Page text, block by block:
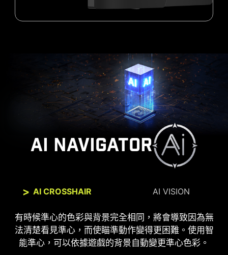
AI NAVIGATOR
AI CROSSHAIR AI VISION
有時候準心的色彩與背景完全相同，將會導致因為無
法清楚看見準心，而使瞄準動作變得更困難。使用智
能準心，可以依據遊戲的背景自動變更準心色彩。
全新的AI Vision技術不僅可以調整黑暗區域的細節，
還 可以增強整體亮度和色彩飽和度。